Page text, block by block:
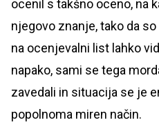
ocenil s takšno oceno, na
njegovo znanje, tako da
na ocenjevalni list lahko
napako, sami se tega
zavedali in situacija se je
popolnoma miren način.